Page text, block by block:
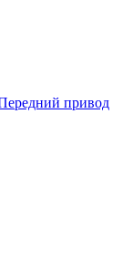
привод